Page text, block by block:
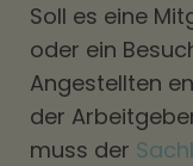
Soll es eine
oder ein
Angestellten
der
muss der